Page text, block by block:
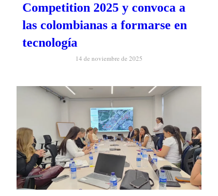
Competition 2025 y convoca a
las colombianas a formarse en
tecnología
14 de noviembre de 2025